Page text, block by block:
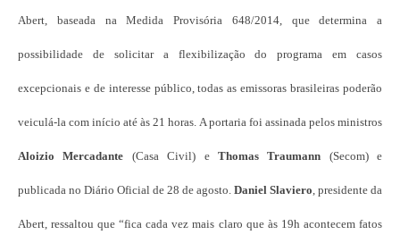
Abert, baseada na Medida Provisória 648/2014, que determina a
possibilidade de solicitar a flexibilização do programa em casos
excepcionais e de interesse público, todas as emissoras brasileiras poderão
veiculá-la com início até às 21 horas. A portaria foi assinada pelos ministros
Aloizio Mercadante (Casa Civil) e Thomas Traumann (Secom) e
publicada no Diário Oficial de 28 de agosto. Daniel Slaviero , presidente da
Abert, ressaltou que “fica cada vez mais claro que às 19h acontecem fatos